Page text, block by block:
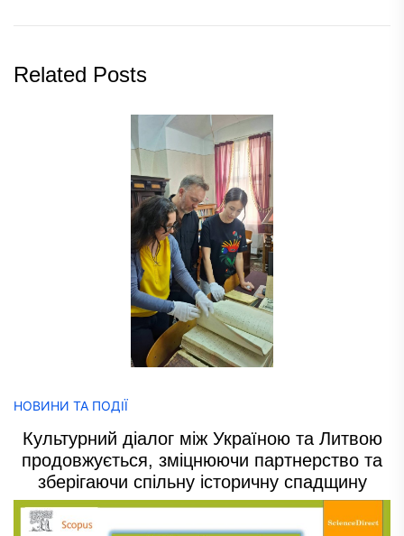
Related Posts
НОВИНИ ТА ПОДІЇ
Культурний діалог між Україною та Литвою
продовжується, зміцнюючи партнерство та
зберігаючи спільну історичну спадщину